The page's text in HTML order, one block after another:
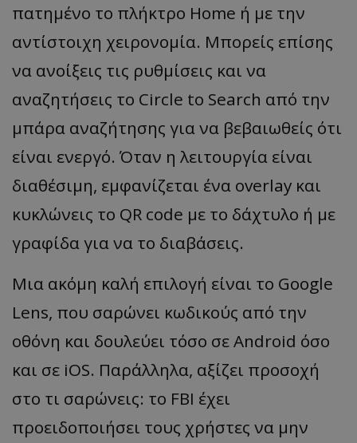
πατημένο το πλήκτρο Home ή με την
αντίστοιχη χειρονομία. Μπορείς επίσης
να ανοίξεις τις ρυθμίσεις και να
αναζητήσεις το Circle to Search από την
μπάρα αναζήτησης για να βεβαιωθείς ότι
είναι ενεργό. Όταν η λειτουργία είναι
διαθέσιμη, εμφανίζεται ένα overlay και
κυκλώνεις το QR code με το δάχτυλο ή με
γραφίδα για να το διαβάσεις.
Μια ακόμη καλή επιλογή είναι το Google
Lens, που σαρώνει κωδικούς από την
οθόνη και δουλεύει τόσο σε Android όσο
και σε iOS. Παράλληλα, αξίζει προσοχή
στο τι σαρώνεις: το FBI έχει
προειδοποιήσει τους χρήστες να μην